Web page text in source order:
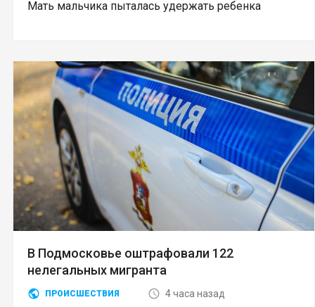
Мать мальчика пыталась удержать ребенка
В Подмосковье оштрафовали 122
нелегальных мигранта
ПРОИСШЕСТВИЯ 4 часа назад